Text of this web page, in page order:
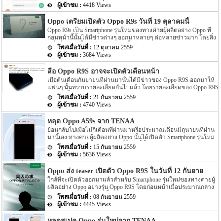
จอแสดงผลนั้นจะมีขนาดอยู่ที่ 5.2 นิ้ว โดยจะให้ความละเอียดของหน้า
จออยู่ที่ 720p ในส่วนของความละเอียดของกล้องนั้นจะให้ความ
ละเอียดอยู่ที่ 13 MP สำหรับกล้องทางด้านหลังของตัวเครื่อง รูรับแสง
ของกล้องมีขนาด […]
หลังจากนั้นก็มีข่าวของทั้งรุ่น Oppo R9S และ R9S Plus ออกมาอย่าง
ต่อเนื่อง จากนั้นก็มีข่าวออกมาว่าทาง Oppo นั้นได้ส่งหมายเชิญ
สำหรับงานเปิดตัวออกมารวมไปถึงระบุกำหนดวันเปิดตัวออกมาอีก
ด้วยว่างานเปิดตัวทั้ง Oppo R9S และ R9S Plus จะมีขึ้นในวันที่ 17
ตุลาคมที่จะถึงนี้เอง แต่ล่าสุดนั้นกลับมีข่าวของทั้ง 2 รุ่นนี้ออกมาอีก
ครั้ง สำหรับข่าวล่าสุดของ 2 Smartphone รุ่นใหม่ของทาง Oppo อย่าง
Oppo R9S และ R9S Plus นี้นั้นตามข่าวระบุว่าบนหน้าเว็บไซต์อย่าง
AnTuTu นั้นได้เปิดเผย Spec ของ Oppo R9s ออกมาอีกครั้ง โดยก่อน
หน้านี้ได้มีข่าวเกี่ยวกับ Spec ของ […]
4418 Views
Oppo เตรียมเปิดตัว Oppo R9s วันที่ 19 ตุลาคมนี้
Oppo R9s เป็น Smartphone รุ่นใหม่ของทางค่ายผู้ผลิตอย่าง Oppo ที่
ก่อนหน้านี้นั้นได้มีข่าวต่างๆ ออกมาหลายๆ ต่อหลายข่าวมาก โดยสิ่ง
หนึ่งที่แฟนๆ นั้นอยากทราบมากนั้นก็คือกำหนดเปิดตัว Oppo R9s ออก
มาอย่างเป็นทางการนั้นเอง โดยล่าสุดนั้นกลับมีข่าวความคืบหน้าของ
Oppo R9s ออกมาให้ๆ แฟนๆ ที่ตั้งตารอคอยนั้นตื่นเต้นกันอีกครั้ง
สำหรับรายละเอียดล่าสุดของ Oppo R9s นั้นตามข่าวระบุว่า Oppo นั้น
เตรียมที่จะเปิดตัว Smartphone อย่าง Oppo R9s นี้ออกมาในวันที่ 19
ตุลาคมที่จะถึงนี้เอง โดยก่อนหน้านี้นั้นเมื่อไม่นานมานี้นั้นในโฆษณา
ในทีวีในประเทศจีนนั้นได้มีโฆษณาเกี่ยวกับ Oppo R9s ออกมาแล้ว
โดยรายละเอียดในโฆษณาในทีวีนั้นไม่ได้ระบุถึงกำหนดเปิดตัว Oppo
R9s รุ่นนี้ออกมาอย่างแน่ชัด โดยจากนั้นก็มีข่าวลือออกมาว่าอีกว่า
Oppo R9s นี้อาจจะถูกเปิดตัวออกมาภายในสัปดาห์ที่ 3 ของเดือน
ตุลาคมนี้ โดยข่าวในตอนนั้นยังไม่มีความแน่ชัดมากนักว่าจะเป็นจริง
หรือจะเป็นเพียงแค่ข่าวลือเท่านั้น แต่ล่าสุดนั้นก็มีข่าวออกมาชัดแล้ว
ว่า Oppo R9s จะเปิดตัวออกมาภายในวันที่ 19 ตุลาคมที่จะถึงนี้ พร้อม
กันนั้นทาง […]
12 ตุลาคม 2559
3684 Views
ลือ Oppo R9S อาจจะเปิดตัวเดือนหน้า
เมื่อต้นเดือนกันยายนที่ผ่านมานั้นได้มีข่าวของ Oppo R9S ออกมาให้
แฟนๆ นั้นทราบรายละเอียดกันไปแล้ว โดยรายละเอียดของ Oppo R9S
ในตอนนั้นระบุว่า Oppo R9S จะถูกเปิดตัวออกมาภายในวันที่ 12
กันยายนที่ผ่าน แต่หลังจากนั้นข่าวของ Oppo R9S ก็เงียบหายไป โดย
ไม่มีรายละเอียดใดๆ ถูกเปิดเผยออกมาให้แฟนๆ นั้นทราบกันอีกเลย
แต่ล่าสุดนั้นกลับมีข่าวความคืบหน้าของ Oppo R9S ออกมาอีกครั้ง
สำหรับรายละเอียดล่าสุดของ Oppo R9S นั้นตามข่าวระบุว่า Oppo
R9S จะถูกเปิดตัวออกมาในเดือนหน้าหรือเดือนตุลาคมนั้นเอง โดย
กำหนดวันนั้นตามราบละเอียดนั้นไม่ได้ระบุออกมาอย่างแน่ชัด โดย
ข่าวดังกล่าวนั้นก็ทาง Oppo เองก็ไม่ได้ออกมาแจ้งโดยตรง ซึ่งอาจจะ
ทำให้ข่าวนี้นั้นอาจจะเป็นเพียงข่าวลือหรือข่าวจริงนั้นยังไม่มีสิ่งใด
ยืนยันได้นั้นเอง อีกทั้งตามข่าวลือนี้นั้นยังระบุอีกว่า Oppo R9S จะมา
พร้อมกับ Feature อย่าง image stabilization อย่าง OPPO SmartSensor
และยังมาพร้อมกับ Feature ชาร์จแบตเตอรี่ได้เร็วขึ้นอย่าง Super
VOOC ที่ทาง Oppo […]
21 กันยายน 2559
4740 Views
หลุด Oppo A59s จาก TENAA
ย้อนกลับไปเมื่อไม่กี่เดือนที่ผ่านมาหรือประมาณเดือนมิถุนายนที่ผ่าน
มานี้เอง ทางค่ายผู้ผลิตอย่าง Oppo นั้นได้เปิดตัว Smartphone รุ่นใหม่
อย่าง Oppo A59 ออกมาเอง แต่ล่าสุดนี้นั้นกลับมีรายละเอียดของรุ่น
ต่อยอดของ Oppo A59 ออกมาให้เราทราบรายละเอียดกันอีกครั้งแล้ว
สำหรับรุ่นล่าสุดของ Oppo ที่เป็นข่าวออกมานี้นั้นจะเป็นรุ่นต่อยอด
ของ Oppo A59 ซึ่งก่อนหน้านี้เมือเดือนมิถุนายนที่ผ่านมานี้เพิ่งเปิดตัว
ออกมาเอง โดยรุ่นต่อยอดนี้จะมีชื่อรุ่นว่า Oppo A59s ในส่วนของราย
ละเอียดของ Oppo A59s ที่ถูกเปิดเผยออกมานี้นั้นได้ถูกเปิดเผยผ่าน
ทางหน้าเว็บไซต์ตรวจสอบการเชื่อมต่อสัญญาณของ Smartphone
เคลื่อนที่ภายในประเทศจีนอย่าง TENAA นั้นเอง อีกทั้งตามข่าวยังได้
ระบุ Spec ภายในตัวเครื่องออกมาอีกด้วย สำหรับ Spec ของ Oppo
A59s รุ่นใหม่ของทาง Oppo นี้นั้นตามข่าวระบุว่า Oppo A59s จะมา
พร้อมกับ Chipset ที่ทำงานแบบ octa-core โดยจะประมวลผลความเร็ว
15 กันยายน 2559
5636 Views
Oppo ส่ง teaser เปิดตัว Oppo R9S ในวันที่ 12 กันยายนนี้
ใกล้ที่จะเปิดตัวออกมาแล้วสำหรับ Smartphone รุ่นใหม่ของทางค่ายผู้
ผลิตอย่าง Oppo อย่างรุ่น Oppo R9S โดยก่อนหน้าเมื่อประมาณกลาง
เดือนสิงหาคมที่ผ่านมานั้นได้มีข่าวของ Oppo R9S ออกมา โดยราย
ละเอียดในตอนนั้นระบุว่า Oppo R9S รุ่นใหม่นี้นั้นได้ผ่านการตรวจ
สอบการเชื่อมต่อสัญญาณของโทรศัพท์เคลื่อนที่จากองค์กรตรวจสอบ
จากประเทศจีนอย่าง TENAA แล้ว แต่รายละเอียดในตอนนั้นไม่ได้
08 กันยายน 2559
4445 Views